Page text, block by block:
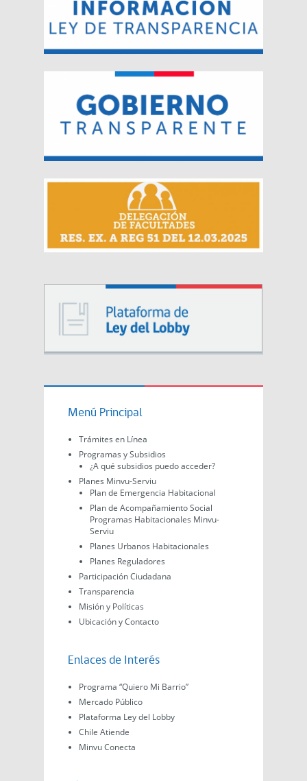
Menú Principal
Trámites en Línea
Programas y Subsidios
¿A qué subsidios puedo acceder?
Planes Minvu-Serviu
Plan de Emergencia Habitacional
Plan de Acompañamiento Social
Programas Habitacionales Minvu-
Serviu
Planes Urbanos Habitacionales
Planes Reguladores
Participación Ciudadana
Transparencia
Misión y Políticas
Ubicación y Contacto
Enlaces de Interés
Programa “Quiero Mi Barrio”
Mercado Público
Plataforma Ley del Lobby
Chile Atiende
Minvu Conecta